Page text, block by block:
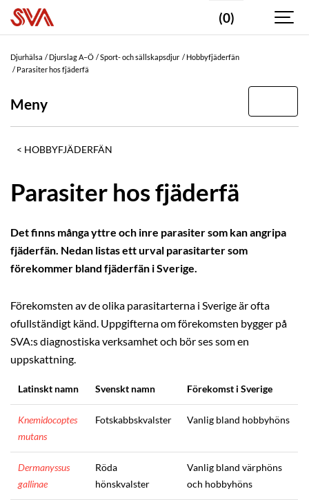
(0)
Djurhälsa Djurslag A–Ö Sport- och sällskapsdjur
Hobbyfjäderfän
Parasiter hos fjäderfä
Meny
HOBBYFJÄDERFÄN
Parasiter hos fjäderfä
Det finns många yttre och inre parasiter som kan angripa
fjäderfän. Nedan listas ett urval parasitarter som
förekommer bland fjäderfän i Sverige.
Förekomsten av de olika parasitarterna i Sverige är ofta
ofullständigt känd. Uppgifterna om förekomsten bygger på
SVA:s diagnostiska verksamhet och bör ses som en
uppskattning.
Latinskt namn Svenskt namn Förekomst i Sverige
Knemidocoptes
mutans
Fotskabbskvalster Vanlig bland hobbyhöns
Dermanyssus
gallinae
Röda
hönskvalster
Vanlig bland värphöns
och hobbyhöns